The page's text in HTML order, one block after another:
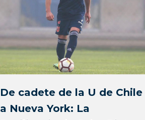
De cadete de la U de Chile
a Nueva York: La